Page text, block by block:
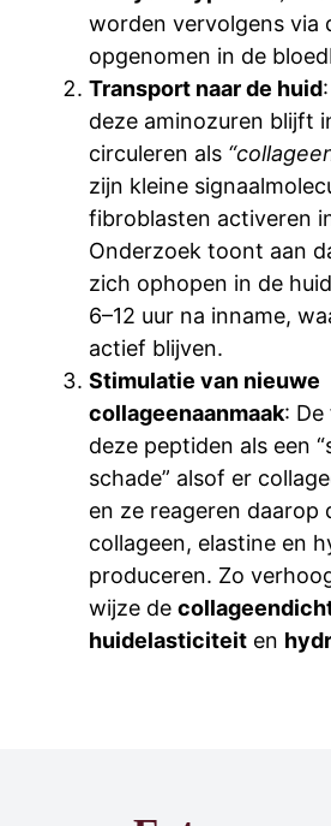
worden vervolgens via
opgenomen in de
Transport naar de huid
deze aminozuren blijft
circuleren als
zijn kleine
fibroblasten activeren
Onderzoek toont aan
zich ophopen in de
6–12 uur na inname,
actief blijven.
Stimulatie van nieuwe
collageenaanmaak:
deze peptiden als een
schade” alsof er
en ze reageren daarop
collageen, elastine en
produceren. Zo
wijze de
huidelasticiteit en